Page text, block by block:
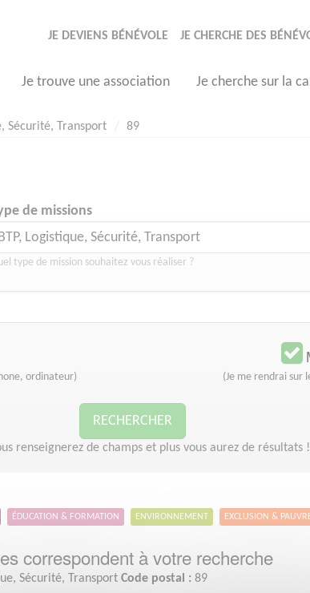
JE DEVIENS BÉNÉVOLE JE CHERCHE DES
Je trouve une association Je cherche sur la
Sécurité, Transport 89
de missions
type de mission souhaitez vous réaliser ?
ordinateur) (Je me rendrai sur
RECHERCHER
renseignerez de champs et plus vous aurez de résultats !
ÉDUCATION & FORMATION ENVIRONNEMENT EXCLUSION &
correspondent à votre recherche
Sécurité, Transport Code postal : 89